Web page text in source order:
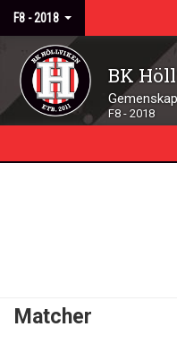
F8 - 2018
BK
F8 - 2018
Matcher